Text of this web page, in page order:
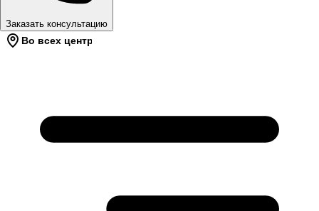
Заказать консультацию
Во всех центрах